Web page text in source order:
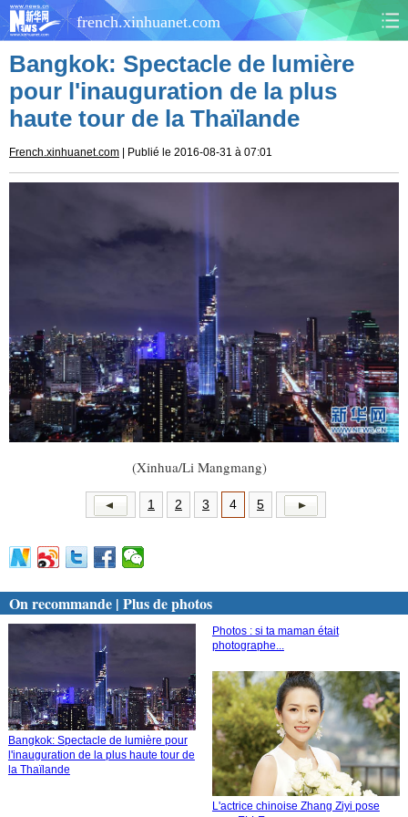
french.xinhuanet.com
CHINE MONDE
AFRIQUE ÉCONOMIE
CULTURE
SCI&TECH
DOSSIERS PHOTOS
VIDÉOS
Bangkok: Spectacle de lumière
pour l'inauguration de la plus
haute tour de la Thaïlande
French.xinhuanet.com | Publié le 2016-08-31 à 07:01
(Xinhua/Li Mangmang)
1 2 3 4 5
On recommande | Plus de photos
Bangkok: Spectacle de lumière pour
l'inauguration de la plus haute tour de
la Thaïlande
Photos : si ta maman était
photographe...
L'actrice chinoise Zhang Ziyi pose